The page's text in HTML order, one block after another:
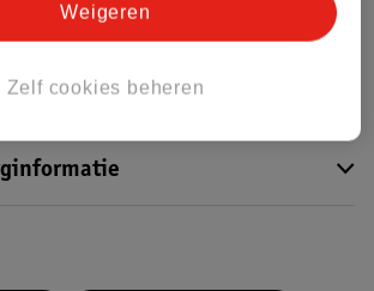
Dit product heeft (nog) geen Nature
Zelf cookies beheren
Weigeren